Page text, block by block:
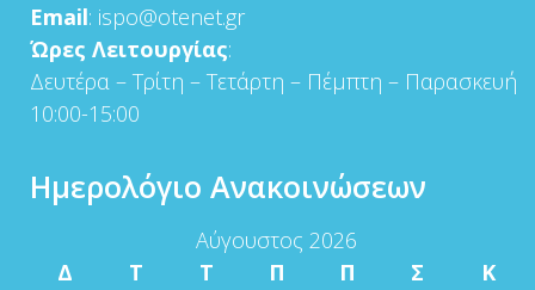
Email: ispo@otenet.gr
Ώρες Λειτουργίας:
Δευτέρα – Τρίτη – Τετάρτη – Πέμπτη – Παρασκευή
10:00-15:00
Ημερολόγιο Ανακοινώσεων
Αύγουστος 2026
Δ
Τ Τ Π Π Σ
Κ